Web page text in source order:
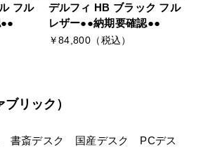
フル
デルフィ HB ブラック フル
レザー●●納期要確認●●
￥84,800（税込）
リック）